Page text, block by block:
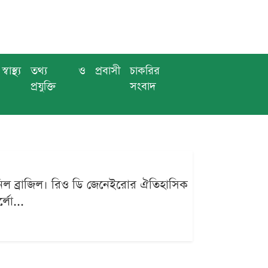
স্বাস্থ্য
তথ্য ও
প্রযুক্তি
প্রবাসী
চাকরির
সংবাদ
রিও ডি জেনেইরোর ঐতিহাসিক